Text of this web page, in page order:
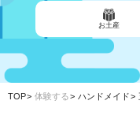
お土産
TOP 体験する ハンドメイド